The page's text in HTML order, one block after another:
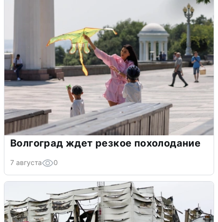
Волгоград ждет резкое похолодание
7 августа 0